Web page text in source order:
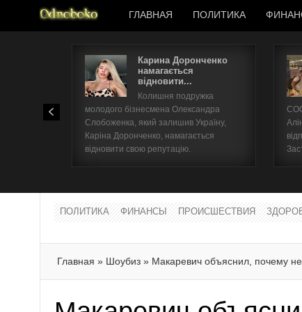
ГЛАВНАЯ ПОЛИТИКА
Карина Доронченко
намагається
відновити...
Колишня подружка
молодого бізнесмена Олександра
Слобоженка, який залишив Україну,
Каріна Доронченко, намагається
відновити свою репутацію.
ПОЛИТИКА ФИНАНСЫ ПРОИСШЕСТВИЯ
Главная » Шоубиз » Макаревич объяснил, почему